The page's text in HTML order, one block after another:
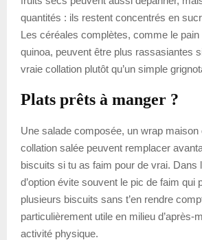
quantités : ils restent concentrés en
Les céréales complètes, comme le
quinoa, peuvent être plus rassasiantes
vraie collation plutôt qu’un simple
Plats prêts à manger ?
Une salade composée, un wrap maison
collation salée peuvent remplacer
biscuits si tu as faim pour de vrai. Dans
d’option évite souvent le pic de faim qui
plusieurs biscuits sans t’en rendre
particulièrement utile en milieu d’après-
activité physique.